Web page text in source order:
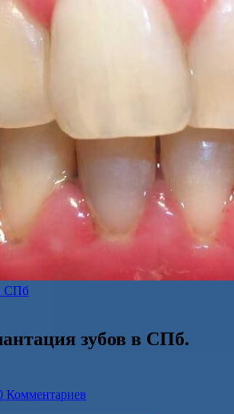
СПб
зубов в СПб.
Комментариев